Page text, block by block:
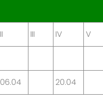
II III IV V
06.04 20.04